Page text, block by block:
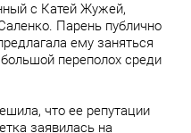
с Катей Жужей,
Парень публично
ему заняться
переполох среди
что ее репутации
заявилась на